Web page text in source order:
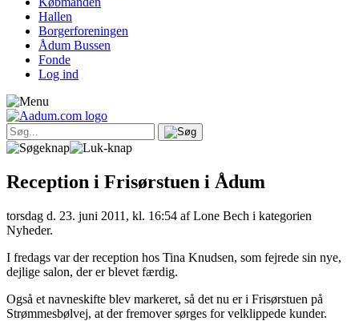
Hallen
Borgerforeningen
Ådum Bussen
Fonde
Log ind
Reception i Frisørstuen i Ådum
torsdag d. 23. juni 2011, kl. 16:54 af Lone Bech i kategorien
Nyheder.
I fredags var der reception hos Tina Knudsen, som fejrede sin nye,
dejlige salon, der er blevet færdig.
Også et navneskifte blev markeret, så det nu er i Frisørstuen på
Strømmesbølvej, at der fremover sørges for velklippede kunder.